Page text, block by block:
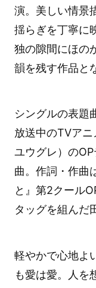
演。美しい情景
揺らぎを丁寧に
独の隙間にほの
韻を残す作品と
シングルの表題
放送中のTVア
ユウグレ）の
曲。作詞・作曲
と』第2クール
タッグを組んだ
軽やかで心地よ
も愛は愛。人を